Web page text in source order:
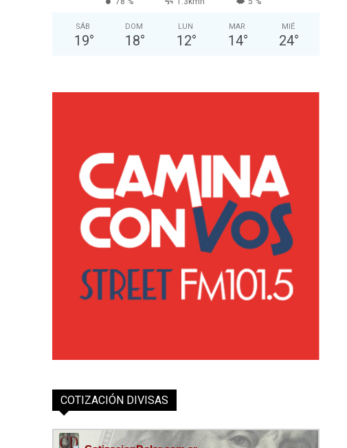
SÁB
19°
DOM
18°
LUN
12°
MAR
14°
MIÉ
24°
COTIZACIÓN DIVISAS